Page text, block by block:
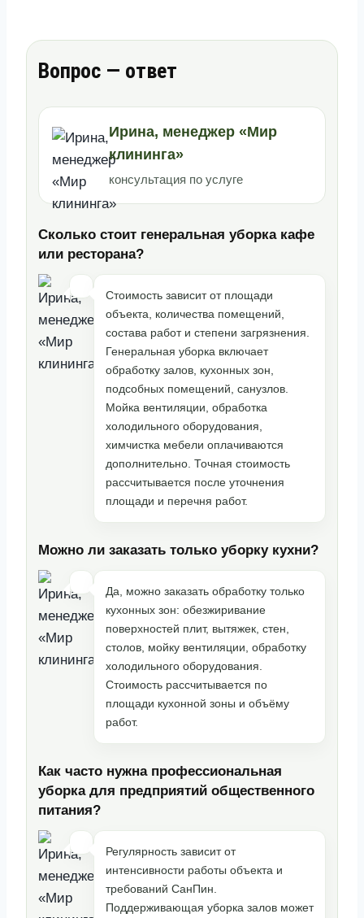
Вопрос — ответ
Ирина, менеджер «Мир
клининга»
консультация по услуге
Сколько стоит генеральная уборка кафе
или ресторана?
Стоимость зависит от площади
объекта, количества помещений,
состава работ и степени загрязнения.
Генеральная уборка включает
обработку залов, кухонных зон,
подсобных помещений, санузлов.
Мойка вентиляции, обработка
холодильного оборудования,
химчистка мебели оплачиваются
дополнительно. Точная стоимость
рассчитывается после уточнения
площади и перечня работ.
Можно ли заказать только уборку кухни?
Да, можно заказать обработку только
кухонных зон: обезжиривание
поверхностей плит, вытяжек, стен,
столов, мойку вентиляции, обработку
холодильного оборудования.
Стоимость рассчитывается по
площади кухонной зоны и объёму
работ.
Как часто нужна профессиональная
уборка для предприятий общественного
питания?
Регулярность зависит от
интенсивности работы объекта и
требований СанПин.
Поддерживающая уборка залов может